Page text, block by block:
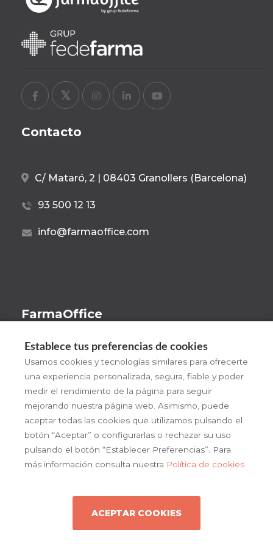
Contacto
C/ Mataró, 2 | 08403 Granollers (Barcelona)
93 500 12 13
info@farmaoffice.com
FarmaOffice
Beneficios
¡Pruébalo!
FarmaOffice
Actualidad
Contacto
Copyright © 2026 farmaoffice
Establece tus preferencias de cookies
Usamos cookies y tecnologías similares para ofrecerte
una experiencia personalizada, segura, fiable y poder
medir el rendimiento de la página para seguir
mejorando nuestra página web. Asimismo, puede
aceptar todas las cookies que utilizamos pulsando el
botón “Aceptar” o configurarlas o rechazar su uso
pulsando el botón “Establecer Preferencias”. Para
más información consulta nuestra Política de cookies
ACEPTAR COOKIES